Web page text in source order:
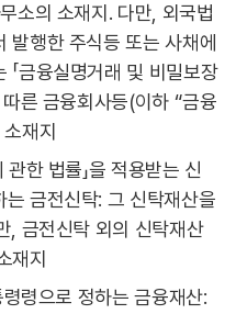
소의 소재지. 다만, 외국법
발행한 주식등 또는 사채에
금융실명거래 및 비밀보장
른 금융회사등(이하 “금융
재지
한 법률」을 적용받는 신
금전신탁: 그 신탁재산을
, 금전신탁 외의 신탁재산
재지
령으로 정하는 금융재산: